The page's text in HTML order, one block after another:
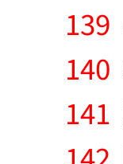
139
140
141